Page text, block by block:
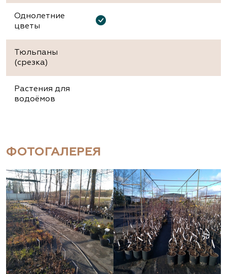
Однолетние
цветы
Тюльпаны
(срезка)
Растения для
водоёмов
ФОТОГАЛЕРЕЯ